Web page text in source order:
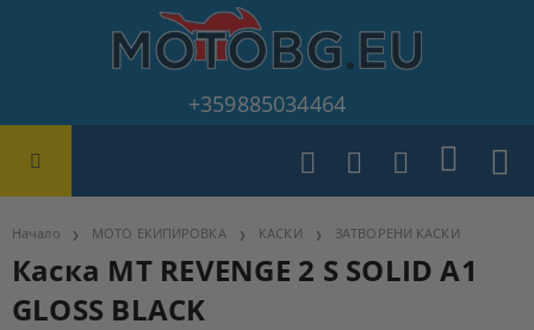
+359885034464
Начало МОТО ЕКИПИРОВКА КАСКИ ЗАТВОРЕНИ КАСКИ
Каска MT REVENGE 2 S SOLID A1
GLOSS BLACK